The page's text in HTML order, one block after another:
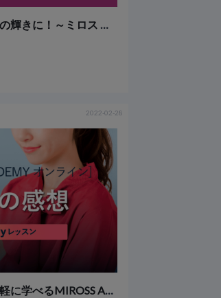
体験がダイヤモンドの輝きに！～ミロス カウンセリング～
2022-02-28
いつでもどこでも気軽に学べるMIROSS ACADEMY オンライン